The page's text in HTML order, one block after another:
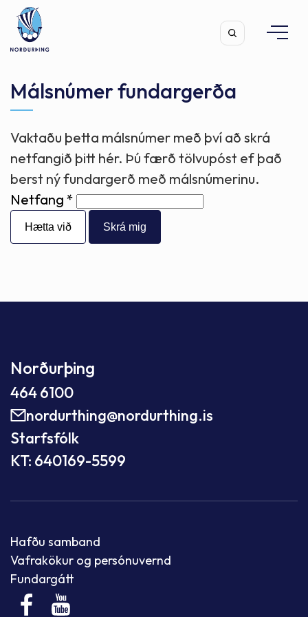
Leita
Málsnúmer fundargerða
Vaktaðu þetta málsnúmer með því að skrá
netfangið þitt hér. Þú færð tölvupóst ef það
berst ný fundargerð með málsnúmerinu.
Netfang
Hætta við
Norðurþing
464 6100
nordurthing@nordurthing.is
Starfsfólk
KT: 640169-5599
Hafðu samband
Vafrakökur og persónuvernd
Fundargátt